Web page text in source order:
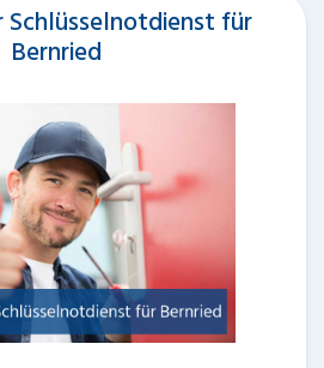
Schlüsselnotdienst für
Bernried